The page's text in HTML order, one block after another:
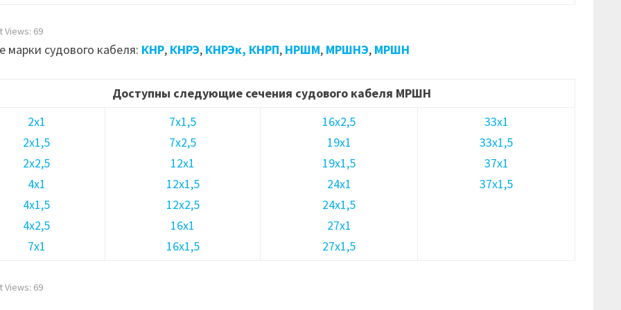
Views: 69
марки судового кабеля: КНР, КНРЭ, КНРЭк, КНРП, НРШМ, МРШНЭ, МРШН
Доступны следующие сечения судового кабеля МРШН
2х1
2х1,5
2х2,5
4х1
4х1,5
4х2,5
7х1
7х1,5
7х2,5
12х1
12х1,5
12х2,5
16х1
16х1,5
16х2,5
19х1
19х1,5
24х1
24х1,5
27х1
27х1,5
33х1
33х1,5
37х1
37х1,5
Views: 69